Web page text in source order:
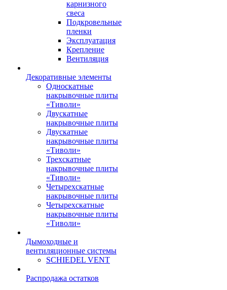
карнизного
свеса
Подкровельные
пленки
Эксплуатация
Крепление
Вентиляция
Декоративные элементы
Односкатные
накрывочные плиты
«Тиволи»
Двускатные
накрывочные плиты
Двускатные
накрывочные плиты
«Тиволи»
Трехскатные
накрывочные плиты
«Тиволи»
Четырехскатные
накрывочные плиты
Четырехскатные
накрывочные плиты
«Тиволи»
Дымоходные и
вентиляционные системы
SCHIEDEL VENT
Распродажа остатков